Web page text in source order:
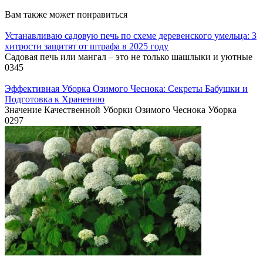
Вам также может понравиться
Устанавливаю садовую печь по схеме деревенского умельца: 3
хитрости защитят от штрафа в 2025 году
Садовая печь или мангал – это не только шашлыки и уютные
0345
Эффективная Уборка Озимого Чеснока: Секреты Бабушки и
Подготовка к Хранению
Значение Качественной Уборки Озимого Чеснока Уборка
0297